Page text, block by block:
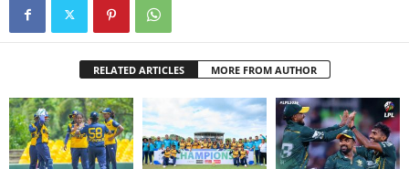
RELATED ARTICLES MORE FROM AUTHOR